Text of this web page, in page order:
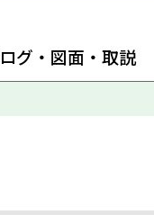
グ・図面・取説